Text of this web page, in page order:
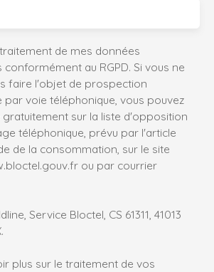
de mes données
au RGPD. Si vous ne
faire l'objet de prospection
par voie téléphonique, vous pouvez
sur la liste d'opposition
téléphonique, prévu par l'article
de la consommation, sur le site
ou par courrier
Service Bloctel, CS 61311, 41013
plus sur le traitement de vos